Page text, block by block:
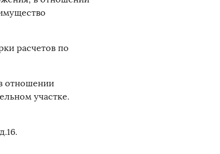
расчетов по
отношении
участке.